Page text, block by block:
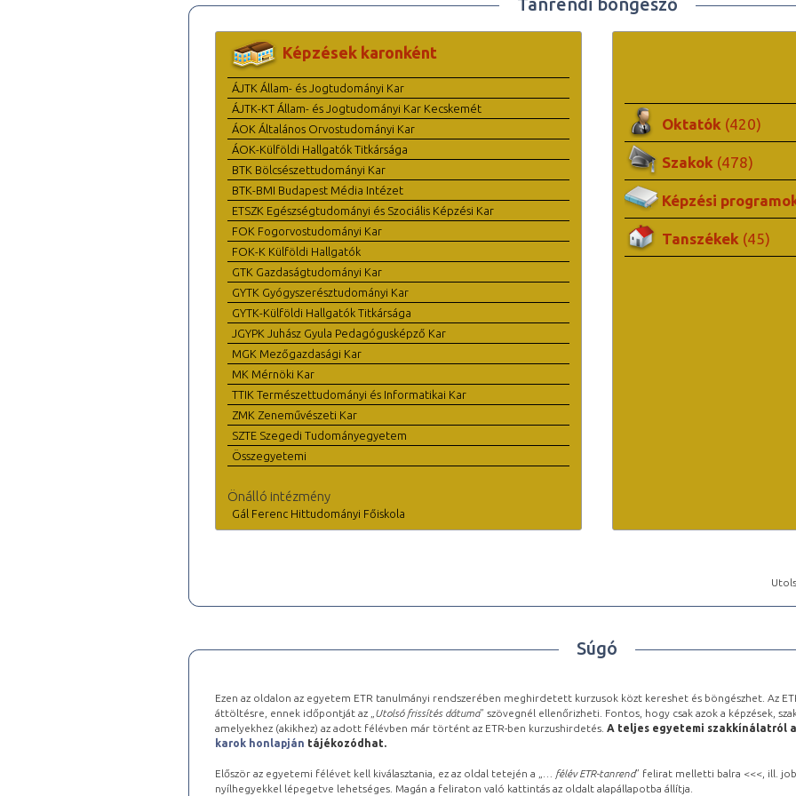
Képzések karonként
ÁJTK Állam- és Jogtudományi Kar
ÁJTK-KT Állam- és Jogtudományi Kar Kecskemét
ÁOK Általános Orvostudományi Kar
ÁOK-Külföldi Hallgatók Titkársága
BTK Bölcsészettudományi Kar
BTK-BMI Budapest Média Intézet
ETSZK Egészségtudományi és Szociális Képzési Kar
FOK Fogorvostudományi Kar
FOK-K Külföldi Hallgatók
GTK Gazdaságtudományi Kar
GYTK Gyógyszerésztudományi Kar
GYTK-Külföldi Hallgatók Titkársága
JGYPK Juhász Gyula Pedagógusképző Kar
MGK Mezőgazdasági Kar
MK Mérnöki Kar
TTIK Természettudományi és Informatikai Kar
ZMK Zeneművészeti Kar
SZTE Szegedi Tudományegyetem
Összegyetemi
Önálló intézmény
Gál Ferenc Hittudományi Főiskola
Oktatók (420)
Szakok (478)
Képzési
Tanszékek (45)
Súgó
Ezen az oldalon az egyetem ETR tanulmányi rendszerében meghirdetett kurzusok közt kereshet és böngészhet. Az
áttöltésre, ennek időpontját az „ Utolsó frissítés dátuma” szövegnél ellenőrizheti. Fontos, hogy csak azok a képzések,
amelyekhez (akikhez) az adott félévben már történt az ETR-ben kurzushirdetés. A teljes egyetemi szakkínálatról a
karok honlapján tájékozódhat.
Először az egyetemi félévet kell kiválasztania, ez az oldal tetején a „ … félév ETR-tanrend” felirat melletti balra <<<, ill.
nyílhegyekkel lépegetve lehetséges. Magán a feliraton való kattintás az oldalt alapállapotba állítja.